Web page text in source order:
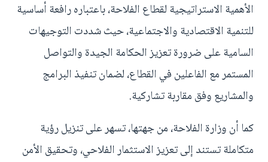
الأهمية الاستراتيجية لقطاع الفلاحة، باعتباره رافعة أساسية
للتنمية الاقتصادية والاجتماعية، حيث شددت التوجيهات
السامية على ضرورة تعزيز الحكامة الجيدة والتواصل
المستمر مع الفاعلين في القطاع، لضمان تنفيذ البرامج
والمشاريع وفق مقاربة تشاركية.
كما أن وزارة الفلاحة، من جهتها، تسهر على تنزيل رؤية
متكاملة تستند إلى تعزيز الاستثمار الفلاحي، وتحقيق الأمن